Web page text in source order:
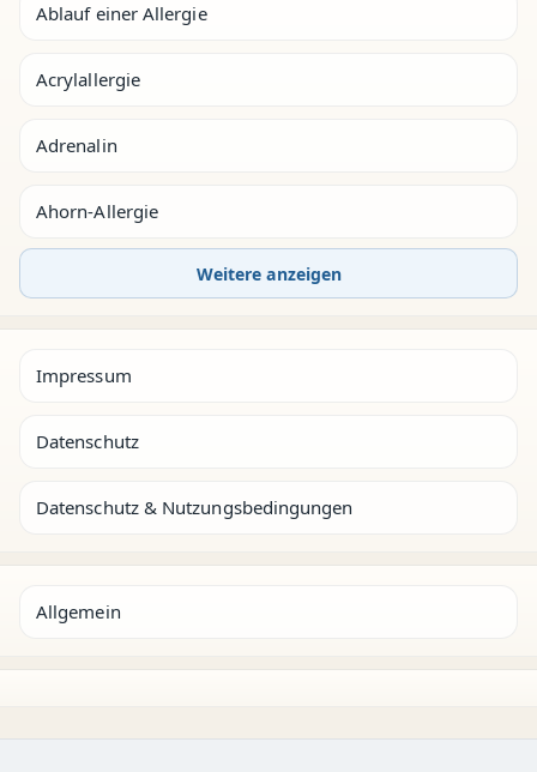
Ablauf einer Allergie
Acrylallergie
Adrenalin
Ahorn-Allergie
Weitere anzeigen
Impressum
Datenschutz
Datenschutz & Nutzungsbedingungen
Allgemein